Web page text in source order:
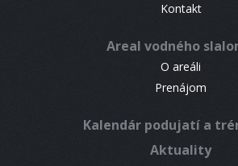
Kontakt
Areal vodného
O areáli
Prenájom
Kalendár podujatí a
Aktuality